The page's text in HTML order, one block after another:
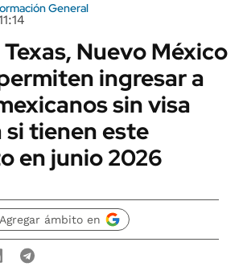
General
Nuevo México
ingresar a
sin visa
si tienen este
en junio 2026
ámbito en